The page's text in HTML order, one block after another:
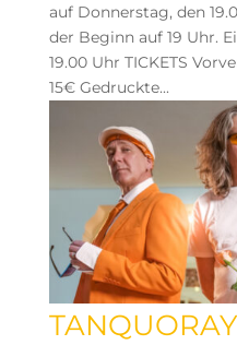
auf Donnerstag, den
der Beginn auf 19 Uhr.
19.00 Uhr TICKETS
15€ Gedruckte...
TANQUORAY